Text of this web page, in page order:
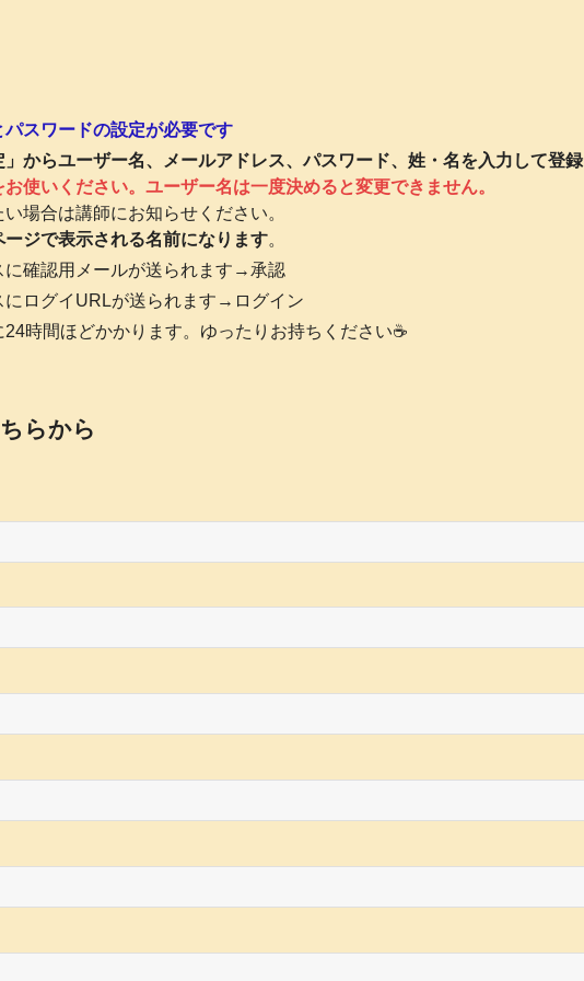
スワードの設定が必要です
」からユーザー名、メールアドレス、パスワード、姓・名を入力して登録
使いください。ユーザー名は一度決めると変更できません。
場合は講師にお知らせください。
ジで表示される名前になります。
に確認用メールが送られます→承認
にログイURLが送られます→ログイン
時間ほどかかります。ゆったりお持ちください☕
らから